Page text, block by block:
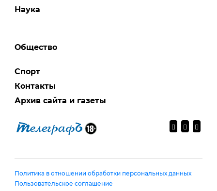
Наука
Общество
Спорт
Контакты
Архив сайта и газеты
Политика в отношении обработки персональных данных
Пользовательское соглашение